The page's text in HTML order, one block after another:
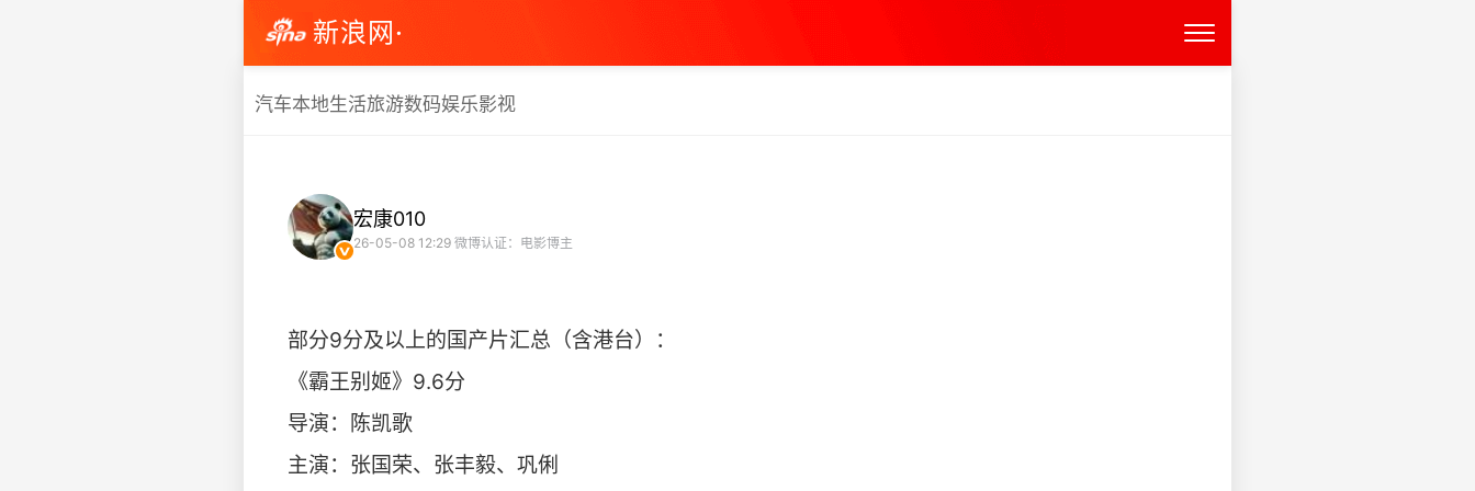
新浪网·
汽车本地生活旅游数码娱乐影视
宏康010
26-05-08 12:29 微博认证：电影博主
部分9分及以上的国产片汇总（含港台）：
《霸王别姬》9.6分
导演：陈凯歌
主演：张国荣、张丰毅、巩俐